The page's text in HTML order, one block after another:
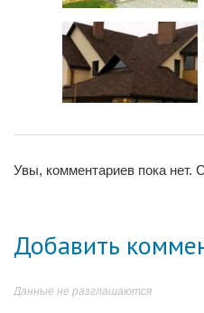
Увы, комментариев пока нет.
Добавить
Данные не разглашаются